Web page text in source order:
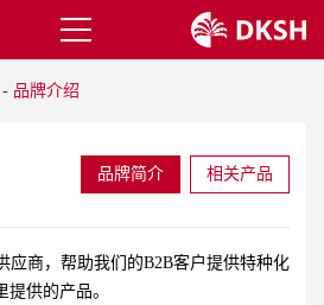
- 品牌介绍
品牌简介 相关产品
应商，帮助我们的B2B客户提供特种化
供的产品。